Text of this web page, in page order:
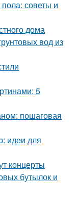
советы и
дома
вод из
5
пошаговая
идеи для
концерты
бутылок и